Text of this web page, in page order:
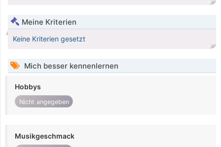
Meine Kriterien
Keine Kriterien gesetzt
Mich besser kennenlernen
Hobbys
Nicht angegeben
Musikgeschmack